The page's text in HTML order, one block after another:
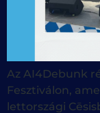
Az AI4Debunk
Fesztiválon,
lettországi